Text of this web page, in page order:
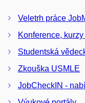
Veletrh práce
Konference,
Studentská
Zkouška USMLE
JobCheckIN -